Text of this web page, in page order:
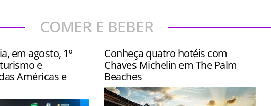
COMER E BEBER
em agosto, 1º
e
Américas e
Conheça quatro hotéis com
Chaves Michelin em The Palm
Beaches